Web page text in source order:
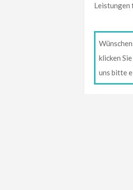
Leistungen
klicken Sie
uns bitte